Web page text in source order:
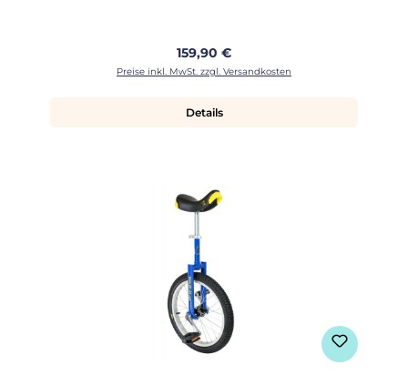
Regulärer Preis:
159,90 €
Preise inkl. MwSt. zzgl. Versandkosten
Details